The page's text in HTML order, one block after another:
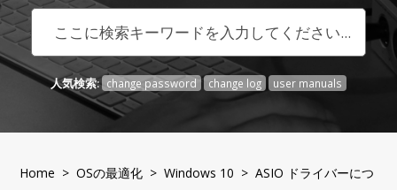
人気検索: change password change log user manuals
Home >OSの最適化 >Windows 10 > ASIO ドライバーにつ